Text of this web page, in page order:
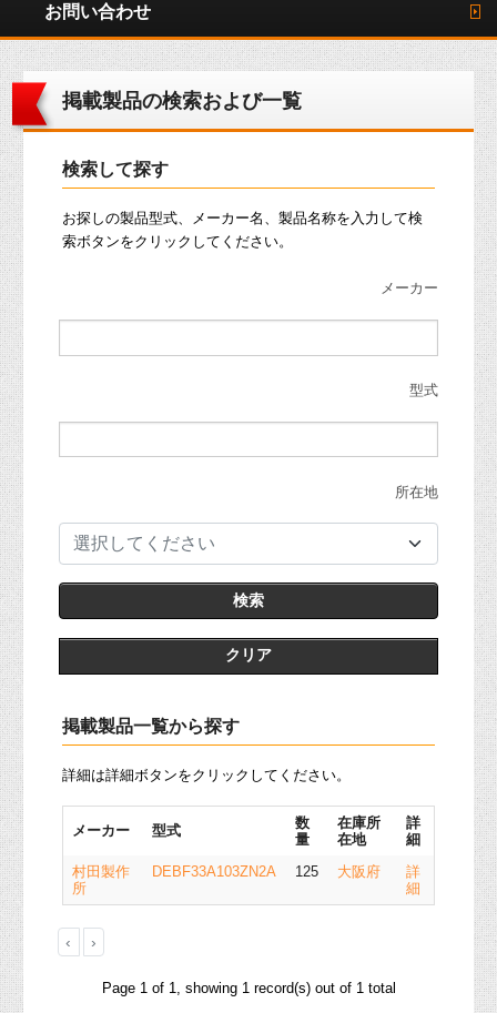
お問い合わせ
掲載製品の検索および一覧
検索して探す
お探しの製品型式、メーカー名、製品名称を入力して検
索ボタンをクリックしてください。
メーカー
型式
所在地
選択してください
クリア
掲載製品一覧から探す
詳細は詳細ボタンをクリックしてください。
メーカー 型式
数
量
在庫所
在地
詳
細
村田製作
所
DEBF33A103ZN2A 125 大阪府
詳
細
‹ ›
Page 1 of 1, showing 1 record(s) out of 1 total